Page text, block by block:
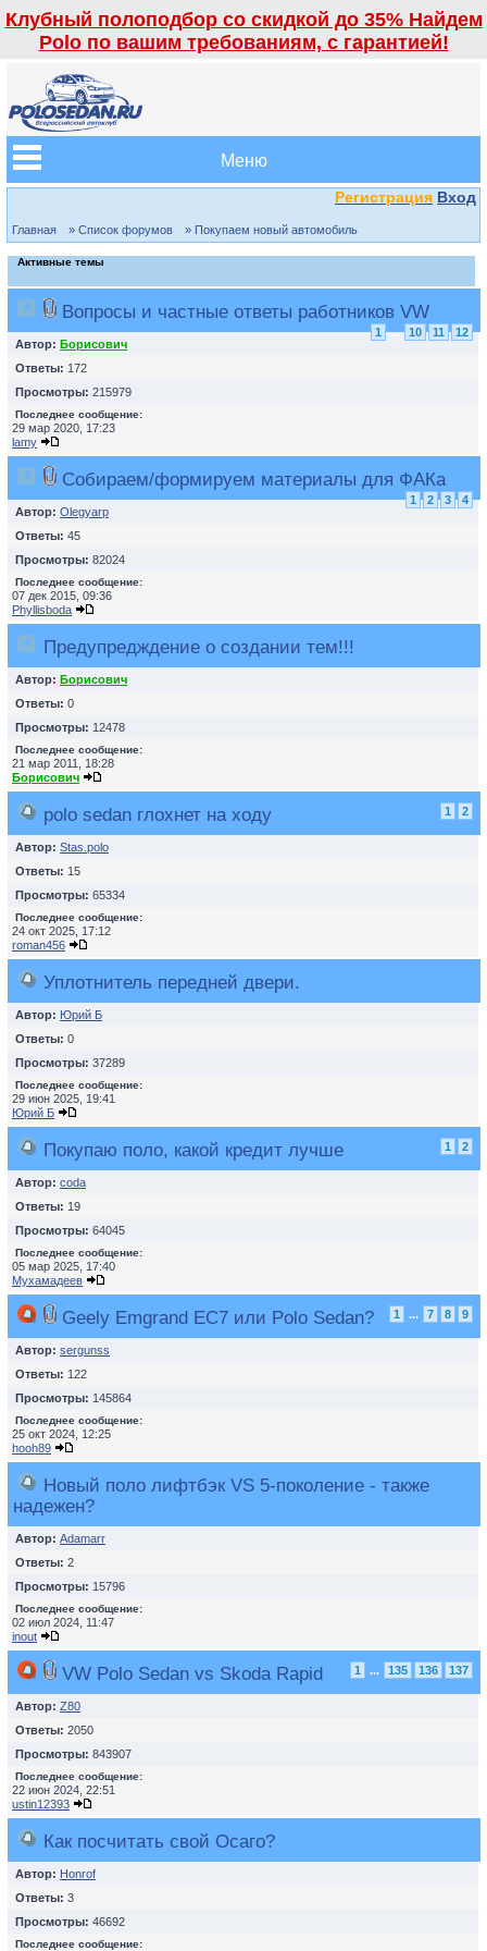
Клубный полоподбор со скидкой до 35% Найдем
Polo по вашим требованиям, с гарантией!
Меню
Регистрация Вход
Главная » Список форумов » Покупаем новый автомобиль
Активные темы
Вопросы и частные ответы работников VW
1 ... 10 11
12
Автор: Борисович
Ответы: 172
Просмотры: 215979
Последнее сообщение:
29 мар 2020, 17:23
lamy
Собираем/формируем материалы для ФАКа
1 2 3
4
Автор: Olegyarp
Ответы: 45
Просмотры: 82024
Последнее сообщение:
07 дек 2015, 09:36
Phyllisboda
Предупредждение о создании тем!!!
Автор: Борисович
Ответы: 0
Просмотры: 12478
Последнее сообщение:
21 мар 2011, 18:28
Борисович
polo sedan глохнет на ходу 1 2
Автор: Stas.polo
Ответы: 15
Просмотры: 65334
Последнее сообщение:
24 окт 2025, 17:12
roman456
Уплотнитель передней двери.
Автор: Юрий Б
Ответы: 0
Просмотры: 37289
Последнее сообщение:
29 июн 2025, 19:41
Юрий Б
Покупаю поло, какой кредит лучше 1 2
Автор: coda
Ответы: 19
Просмотры: 64045
Последнее сообщение:
05 мар 2025, 17:40
Мухамадеев
Geely Emgrand EC7 или Polo Sedan? 1 ... 7 8 9
Автор: sergunss
Ответы: 122
Просмотры: 145864
Последнее сообщение:
25 окт 2024, 12:25
hooh89
Новый поло лифтбэк VS 5-поколение - также
надежен?
Автор: Adamarr
Ответы: 2
Просмотры: 15796
Последнее сообщение:
02 июл 2024, 11:47
inout
VW Polo Sedan vs Skoda Rapid 1 ... 135 136 137
Автор: Z80
Ответы: 2050
Просмотры: 843907
Последнее сообщение:
22 июн 2024, 22:51
ustin12393
Как посчитать свой Осаго?
Автор: Honrof
Ответы: 3
Просмотры: 46692
Последнее сообщение: